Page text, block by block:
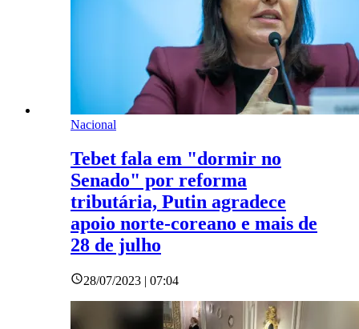
Nacional
Tebet fala em "dormir no
Senado" por reforma
tributária, Putin agradece
apoio norte-coreano e mais de
28 de julho
28/07/2023 | 07:04